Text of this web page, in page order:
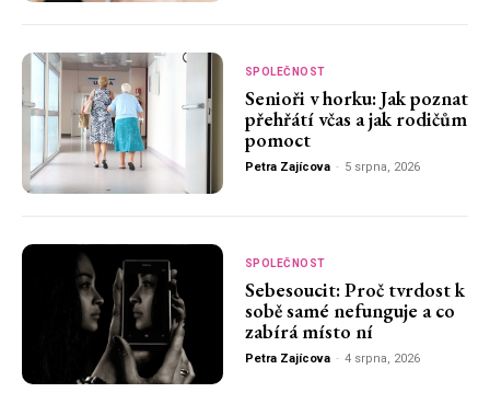
SPOLEČNOST
Senioři v horku: Jak poznat
přehřátí včas a jak rodičům
pomoct
Petra Zajícova - 5 srpna, 2026
SPOLEČNOST
Sebesoucit: Proč tvrdost k
sobě samé nefunguje a co
zabírá místo ní
Petra Zajícova - 4 srpna, 2026